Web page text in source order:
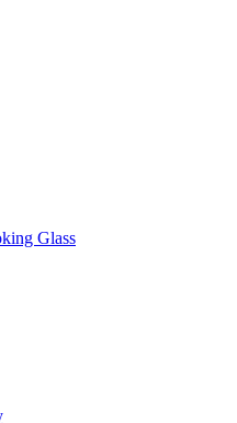
Glass